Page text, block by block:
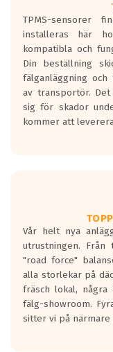
godkända för år
Ett däck med en
minst tre decibel
regelverk som
TPMS-sensorer
installeras här
kompatibla och
Din beställning
fälganläggning
av transportör.
sig för skador
kommer att
Vår helt nya
utrustningen.
"road force"
alla storlekar på
fräsch lokal,
fälg-showroom.
sitter vi på närmare